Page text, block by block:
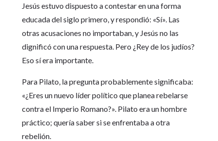
Jesús estuvo dispuesto a contestar en una forma
educada del siglo primero, y respondió: «Sí». Las
otras acusaciones no importaban, y Jesús no las
dignificó con una respuesta. Pero ¿Rey de los judíos?
Eso sí era importante.
Para Pilato, la pregunta probablemente significaba:
«¿Eres un nuevo líder político que planea rebelarse
contra el Imperio Romano?». Pilato era un hombre
práctico; quería saber si se enfrentaba a otra
rebelión.